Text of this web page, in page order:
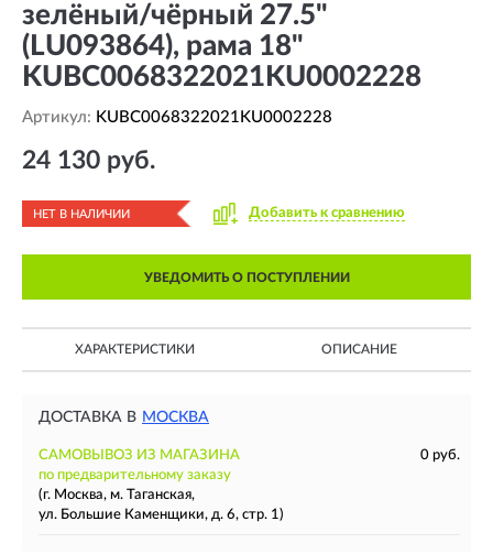
зелёный/чёрный 27.5"
(LU093864), рама 18"
KUBC0068322021KU0002228
Артикул: KUBC0068322021KU0002228
24 130 руб.
НЕТ В НАЛИЧИИ Добавить к сравнению
УВЕДОМИТЬ О ПОСТУПЛЕНИИ
ХАРАКТЕРИСТИКИ ОПИСАНИЕ
ДОСТАВКА В МОСКВА
САМОВЫВОЗ ИЗ МАГАЗИНА
0 руб.
по предварительному заказу
(г. Москва, м. Таганская,
ул. Большие Каменщики, д. 6, стр. 1)